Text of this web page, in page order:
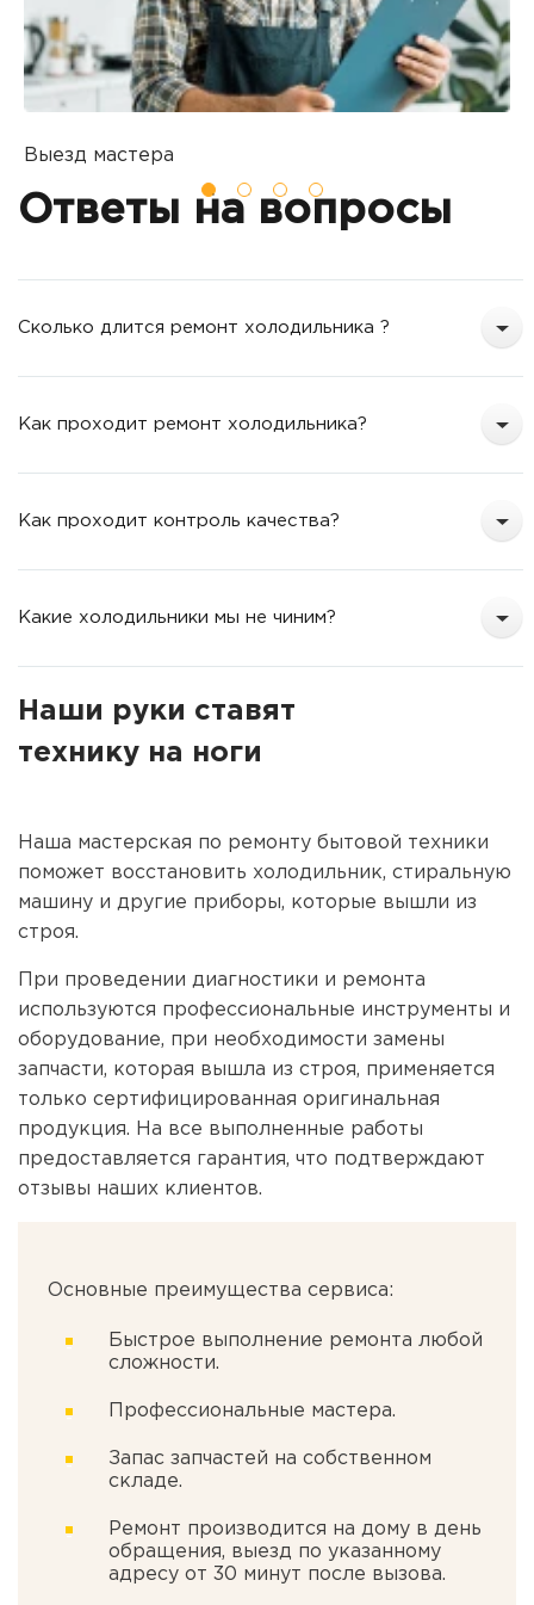
Выезд мастера
Вы оставляете заявку на ремонт
Ответы на вопросы
Сколько длится ремонт холодильника ?
Как проходит ремонт холодильника?
Как проходит контроль качества?
Какие холодильники мы не чиним?
Наши руки ставят
технику на ноги
Наша мастерская по ремонту бытовой техники
поможет восстановить холодильник, стиральную
машину и другие приборы, которые вышли из
строя.
При проведении диагностики и ремонта
используются профессиональные инструменты и
оборудование, при необходимости замены
запчасти, которая вышла из строя, применяется
только сертифицированная оригинальная
продукция. На все выполненные работы
предоставляется гарантия, что подтверждают
отзывы наших клиентов.
Основные преимущества сервиса:
Быстрое выполнение ремонта любой
сложности.
Профессиональные мастера.
Запас запчастей на собственном
складе.
Ремонт производится на дому в день
обращения, выезд по указанному
адресу от 30 минут после вызова.